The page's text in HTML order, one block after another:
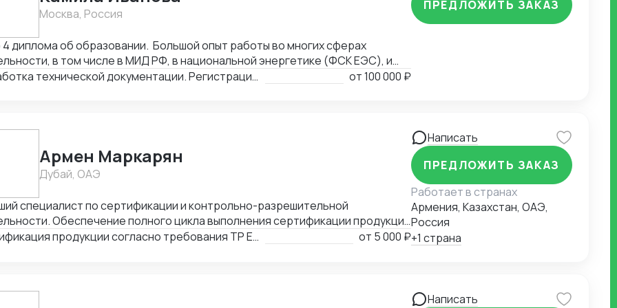
Москва, Россия
диплома об образовании. Большой опыт работы во многих сферах
в том числе в МИД РФ, в национальной энергетике (ФСК ЕЭС), и
опыт работы в регистрации медицинских изделий, более 9 лет.
СГР, декларации, лицензии (Роспотребнадзор). Своя лаборатория и
центр.
Разработка технической документации. Регистрация, сертификация от100 000 ₽
ПРЕДЛОЖИТЬ ЗАКАЗ
Армен Маркарян
Дубай, ОАЭ
специалист по сертификации и контрольно-разрешительной
Обеспечение полного цикла выполнения сертификации продукции
с требованиями технических регламентов ЕАЭС (наиболее
с учетом схем сертификации, условий сертификации, порядка
Сертификация продукции согласно требования ТР ЕАЭС от 5 000 ₽
Написать
ПРЕДЛОЖИТЬ ЗАКАЗ
Работает в странах
Армения, Казахстан, ОАЭ,
Россия
+1 страна
Написать